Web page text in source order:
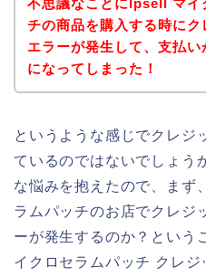
不思議なことにIpsell マイ
チの商品を購入する時にク
エラーが発生して、支払い
になってしまった！
というような感じでクレジ
ているのではないでしょう
な悩みを抱えたので、まず
ラムパッチのお店でクレジ
ーが発生するのか？という
イクロセラムパッチ クレ